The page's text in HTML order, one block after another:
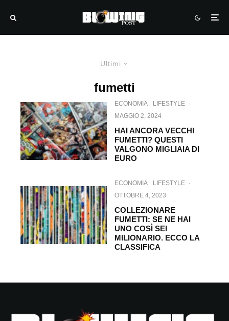
Ultimi
fumetti
ECONOMIA LIFESTYLE ·
MAGGIO 2, 2024
HAI ANCORA VECCHI
FUMETTI? QUESTI
VALGONO MIGLIAIA DI
EURO
ECONOMIA LIFESTYLE ·
OTTOBRE 4, 2023
COLLEZIONARE
FUMETTI: SE NE HAI
UNO COSÌ SEI
MILIONARIO. ECCO LA
CLASSIFICA